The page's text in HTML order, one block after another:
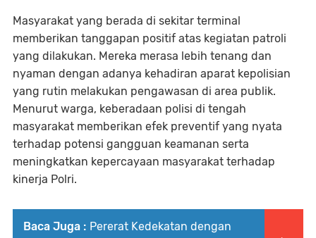
Masyarakat yang berada di sekitar terminal
memberikan tanggapan positif atas kegiatan patroli
yang dilakukan. Mereka merasa lebih tenang dan
nyaman dengan adanya kehadiran aparat kepolisian
yang rutin melakukan pengawasan di area publik.
Menurut warga, keberadaan polisi di tengah
masyarakat memberikan efek preventif yang nyata
terhadap potensi gangguan keamanan serta
meningkatkan kepercayaan masyarakat terhadap
kinerja Polri.
Baca Juga : Pererat Kedekatan dengan